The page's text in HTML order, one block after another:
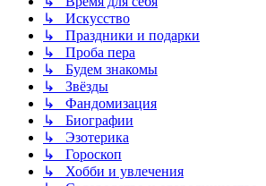
↳ Искусство
↳ Праздники и подарки
↳ Проба пера
↳ Будем знакомы
↳ Звёзды
↳ Фандомизация
↳ Биографии
↳ Эзотерика
↳ Гороскоп
↳ Хобби и увлечения